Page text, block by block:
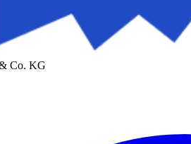
Co. KG